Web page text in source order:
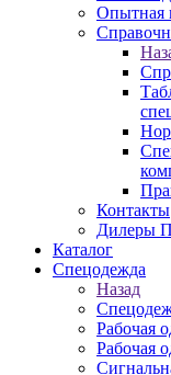
Опытная
Контакты
Дилеры
Каталог
Спецодежда
Назад
Рабочая
Рабочая